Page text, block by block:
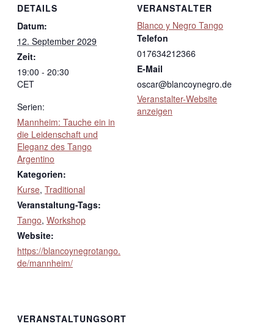
DETAILS
Datum:
12. September 2029
Zeit:
19:00 - 20:30
CET
Serien:
Mannheim: Tauche ein in
die Leidenschaft und
Eleganz des Tango
Argentino
Kategorien:
Kurse, Traditional
Veranstaltung-Tags:
Tango, Workshop
Website:
https://blancoynegrotango.
de/mannheim/
VERANSTALTER
Blanco y Negro Tango
Telefon
017634212366
E-Mail
oscar@blancoynegro.de
Veranstalter-Website
anzeigen
VERANSTALTUNGSORT